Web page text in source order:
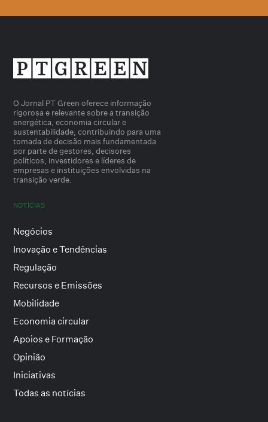
O Jornal PT Green oferece informação
rigorosa e relevante sobre a transição
energética, economia circular e
sustentabilidade, contribuindo para uma
tomada de decisão mais fundamentada
por parte de gestores, decisores
políticos, investidores e líderes de
empresas e instituições envolvidas na
transição verde.
NOTÍCIAS
Negócios
Inovação e Tendências
Regulação
Recursos e Emissões
Mobilidade
Economia circular
Apoios e Formação
Opinião
Iniciativas
Todas as notícias